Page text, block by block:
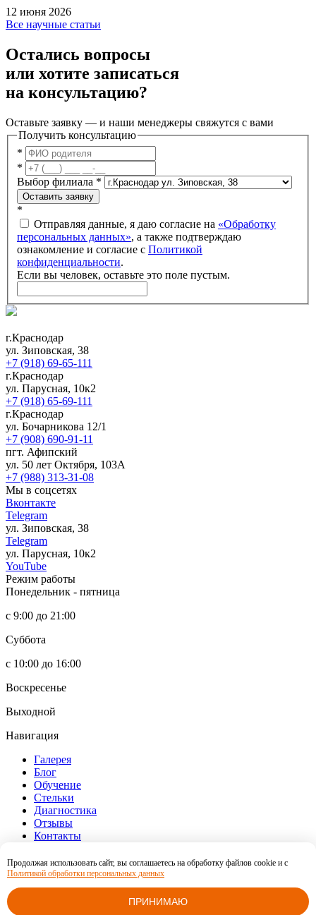
12 июня 2026
Все научные статьи
Остались вопросы
или хотите записаться
на консультацию?
Оставьте заявку — и наши менеджеры свяжутся с вами
Получить консультацию
*
*
Выбор филиала *
Оставить заявку
*
Отправляя данные, я даю согласие на «Обработку
персональных данных», а также подтверждаю
ознакомление и согласие с Политикой
конфиденциальности.
Если вы человек, оставьте это поле пустым.
г.Краснодар
ул. Зиповская, 38
+7 (918) 69-65-111
г.Краснодар
ул. Парусная, 10к2
+7 (918) 65-69-111
г.Краснодар
ул. Бочарникова 12/1
+7 (908) 690-91-11
пгт. Афипский
ул. 50 лет Октября, 103А
+7 (988) 313-31-08
Мы в соцсетях
Вконтакте
Telegram
ул. Зиповская, 38
Telegram
ул. Парусная, 10к2
YouTube
Режим работы
Понедельник - пятница
с 9:00 до 21:00
Суббота
с 10:00 до 16:00
Воскресенье
Выходной
Навигация
Галерея
Блог
Обучение
Стельки
Диагностика
Отзывы
Контакты
Информация
Оферта Согласие на обработку персональных данных
Политика конфиденциальности
E-mail
smartfit.krd@yandex.ru
Продолжая использовать сайт, вы соглашаетесь на обработку файлов cookie и c
Политикой обработки персональных данных
ПРИНИМАЮ